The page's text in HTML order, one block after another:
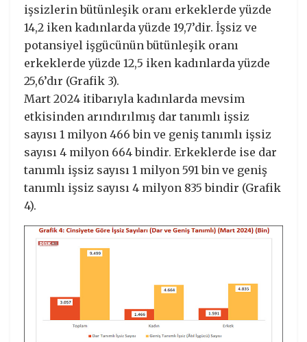
işsizlerin bütünleşik oranı erkeklerde yüzde
14,2 iken kadınlarda yüzde 19,7’dir. İşsiz ve
potansiyel işgücünün bütünleşik oranı
erkeklerde yüzde 12,5 iken kadınlarda yüzde
25,6’dır (Grafik 3).
Mart 2024 itibarıyla kadınlarda mevsim
etkisinden arındırılmış dar tanımlı işsiz
sayısı 1 milyon 466 bin ve geniş tanımlı işsiz
sayısı 4 milyon 664 bindir. Erkeklerde ise dar
tanımlı işsiz sayısı 1 milyon 591 bin ve geniş
tanımlı işsiz sayısı 4 milyon 835 bindir (Grafik
4).